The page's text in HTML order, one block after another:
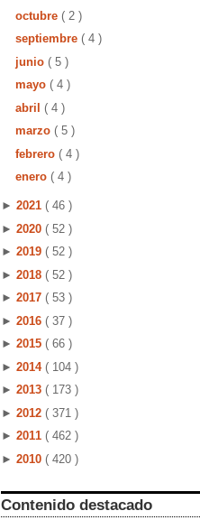
octubre ( 2 )
septiembre ( 4 )
junio ( 5 )
mayo ( 4 )
abril ( 4 )
marzo ( 5 )
febrero ( 4 )
enero ( 4 )
► 2021 ( 46 )
► 2020 ( 52 )
► 2019 ( 52 )
► 2018 ( 52 )
► 2017 ( 53 )
► 2016 ( 37 )
► 2015 ( 66 )
► 2014 ( 104 )
► 2013 ( 173 )
► 2012 ( 371 )
► 2011 ( 462 )
► 2010 ( 420 )
Contenido destacado